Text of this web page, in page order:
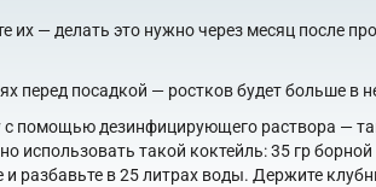
их — делать это нужно через месяц после
перед посадкой — ростков будет больше в
с помощью дезинфицирующего раствора —
такой коктейль: 35 гр
в 25 литрах воды. Держите